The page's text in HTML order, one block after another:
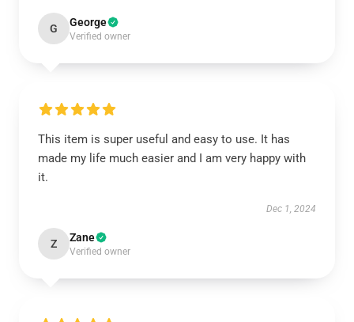
G George
Verified owner
This item is super useful and easy to use. It has
made my life much easier and I am very happy with
it.
Dec 1, 2024
Z Zane
Verified owner